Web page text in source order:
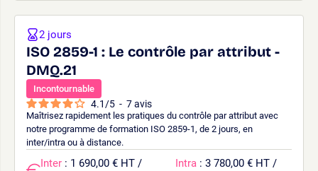
ISO 2859-1 : Le contrôle par attribut -
DMQ.21
Incontournable
4.1 /5 - 7avis
Maîtrisez rapidement les pratiques du contrôle par attribut avec
notre programme de formation ISO 2859-1, de 2 jours, en
inter/intra ou à distance.
2 jours
Inter : 1 690,00 € HT /
Intra : 3 780,00 € HT /